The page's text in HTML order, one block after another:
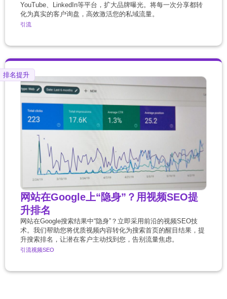
YouTube、LinkedIn等平台，扩大品牌曝光。将每一次分享都转
化为真实的客户询盘，高效激活您的私域流量。
引流
网站在Google上“隐身”？用视频SEO提
升排名
网站在Google搜索结果中“隐身”？立即采用前沿的视频SEO技
术。我们帮助您将优质视频内容转化为搜索首页的醒目结果，提
升搜索排名，让潜在客户主动找到您，告别流量焦虑。
排名提升
引流视频SEO